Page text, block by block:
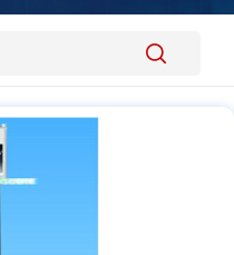
公司(中国)集团有限公司